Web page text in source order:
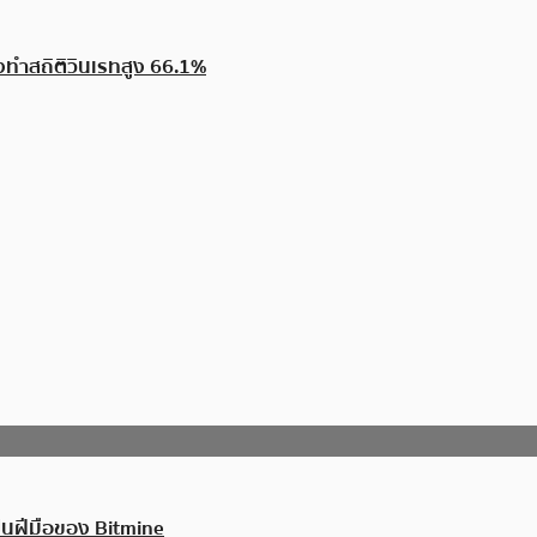
สถิติวินเรทสูง 66.1%
นฝีมือของ Bitmine